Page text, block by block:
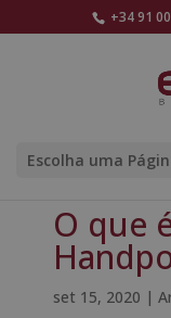
+34 91
Escolha uma
O que
set 15, 2020 |